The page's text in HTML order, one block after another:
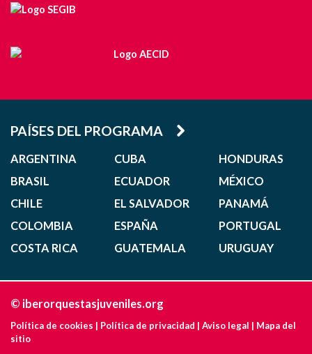
PAÍSES DEL PROGRAMA
ARGENTINA
BRASIL
CHILE
COLOMBIA
COSTA RICA
CUBA
ECUADOR
EL SALVADOR
ESPAÑA
GUATEMALA
HONDURAS
MÉXICO
PANAMÁ
PORTUGAL
URUGUAY
© iberorquestasjuveniles.org
Política de cookies | Política de privacidad | Aviso legal | Mapa del
sitio